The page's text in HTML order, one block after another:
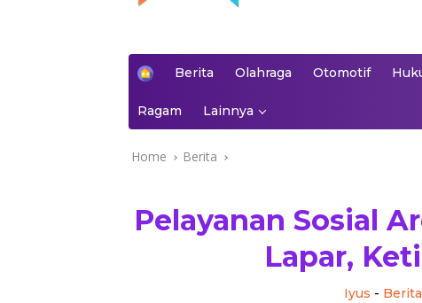
H
e
Berita Olahraga Otomotif
Ragam Lainnya
Home Berita
Pelayanan Sosial
Lapar,
Iyus - Berita